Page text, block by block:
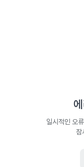
일시적인 오
잠